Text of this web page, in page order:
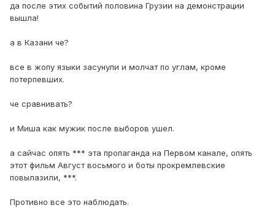
да после этих событий половина Грузии на демонстрации
вышла!
а в Казани че?
все в жопу языки засунули и молчат по углам, кроме
потерпевших.
че сравнивать?
и Миша как мужик после выборов ушел.
а сайчас опять *** эта пропаганда на Первом канале, опять
этот фильм Август восьмого и боты прокремлевские
повылазили, ***.
Противно все это наблюдать.